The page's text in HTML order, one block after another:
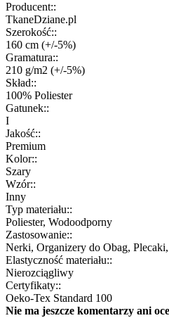
Producent::
TkaneDziane.pl
Szerokość::
160 cm (+/-5%)
Gramatura::
210 g/m2 (+/-5%)
Skład::
100% Poliester
Gatunek::
I
Jakość::
Premium
Kolor::
Szary
Wzór::
Inny
Typ materiału::
Poliester, Wodoodporny
Zastosowanie::
Nerki, Organizery do Obag,
Elastyczność materiału::
Nierozciągliwy
Certyfikaty::
Oeko-Tex Standard 100
Nie ma jeszcze komentarzy ani